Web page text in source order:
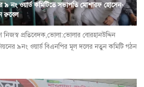
৯ নং ওয়ার্ড কমিটিতে সভাপতি মোশারফ হোসেন-
রুবেল
প্রতিবেদক,ভোলা:ভোলার বোরহানউদ্দিন
৯নং ওয়ার্ড বিএনপির মূল দলের নতুন কমিটি গঠন